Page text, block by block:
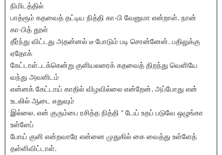
நிமிடத்தில்
பாத்ரூம் கதவைத் தட்டிய நித்தி கா·பி வேனுமா என்றாள். நான்
கா·பித் தூள்
தீர்ந்து விட்டது அதன்னல் டீ போடும் படி சொன்னேன். பதிலுக்கு
ஏதோக்
கேட்டாள்..டக்கென்று குளியலரைக் கதவைத் திறந்து வெளியே
வந்து அவளிடம்
என்னக் கேட்டாய் காதில் விழவில்லை என்றேன். அப்போது என்
உடலில் ஆடை எதுவும்
இல்லை. என் குரும்பை ரசித்த நித்தி ” டேய் உதப் படுவே ஒழுங்கா
உள்ளேப்
போய் குளி என்றவாரே என்னை முதுகில் கை வைத்து உள்ளேத்
தள்ளிவிட்டாள்.